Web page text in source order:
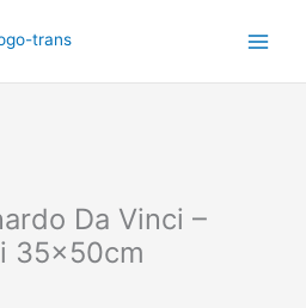
Da Vinci –
35x50cm